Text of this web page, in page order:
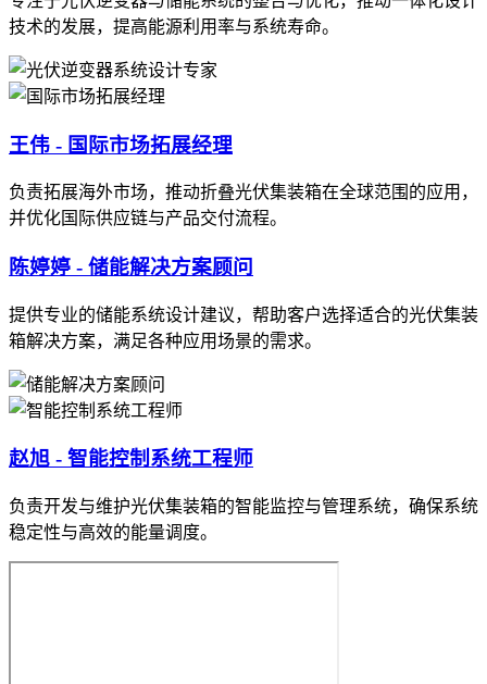
技术的发展，提高能源利用率与系统寿命。
王伟 - 国际市场拓展经理
负责拓展海外市场，推动折叠光伏集装箱在全球范围的应用，
并优化国际供应链与产品交付流程。
陈婷婷 - 储能解决方案顾问
提供专业的储能系统设计建议，帮助客户选择适合的光伏集装
箱解决方案，满足各种应用场景的需求。
赵旭 - 智能控制系统工程师
负责开发与维护光伏集装箱的智能监控与管理系统，确保系统
稳定性与高效的能量调度。